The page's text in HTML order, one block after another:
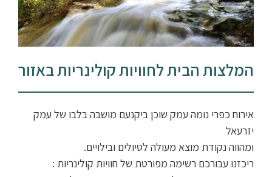
המלצות הבית לחוויות קולינריות באזור
אירוח כפרי נומה עמק שוכן ביקנעם מושבה בלבו של עמק
יזרעאל
ומהווה נקודת מוצא מעולה לטיולים ובילויים.
ריכזנו עבורכם רשימה מפורטת של חוויות קולינריות :